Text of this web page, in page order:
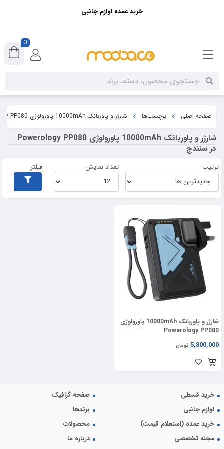
صفحه اصلی برچسب‌ها شارژر و پاوربانک 10000mAh پاورولوژی Powerology PP080 در سنندج
شارژر و پاوربانک 10000mAh پاورولوژی Powerology PP080
در سنندج
ترتیب تعداد نمایش فیلتر
شارژر و پاوربانک 10000mAh پاورولوژی
Powerology PP080
5,800,000 تومان
خرید قسطی
صفحه گرافیک
لوازم جانبی
برندها
خرید عمده (استعلام قیمت)
محصولات
مجله تخصصی
درباره ما
خرید عمده لوازم جانبی
0